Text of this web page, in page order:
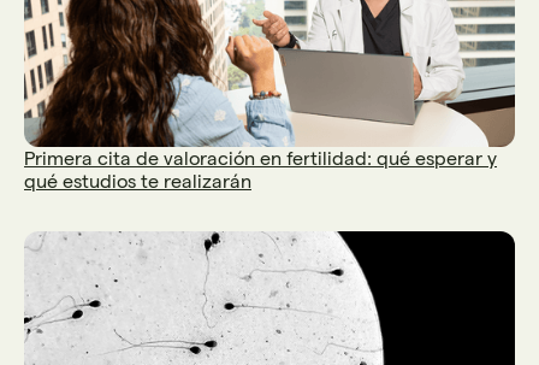
Primera cita de valoración en fertilidad: qué esperar y
qué estudios te realizarán